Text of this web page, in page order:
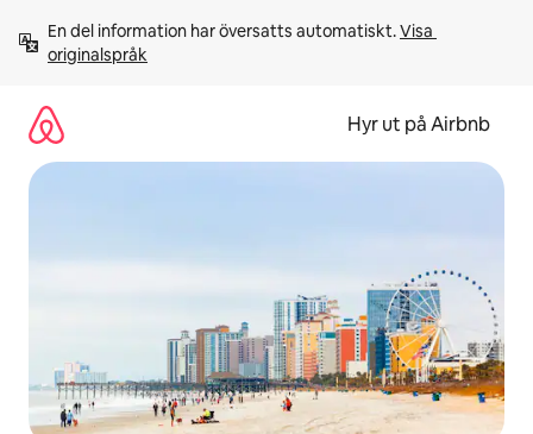
innehåll
En del information har översatts automatiskt. Visa
originalspråk
Hyr ut på Airbnb